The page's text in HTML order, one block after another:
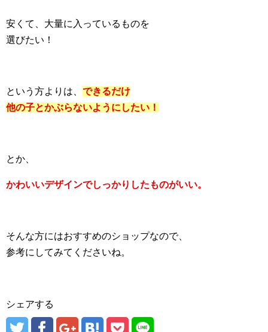
安くて、大量に入っているものを
選びたい！
という方よりは、 できるだけ
他の子とかぶらないようにしたい！
とか、
かわいいデザインでしっかりしたものがいい。
そんな方にはおすすめのショップなので、
参考にしてみてくださいね。
シェアする